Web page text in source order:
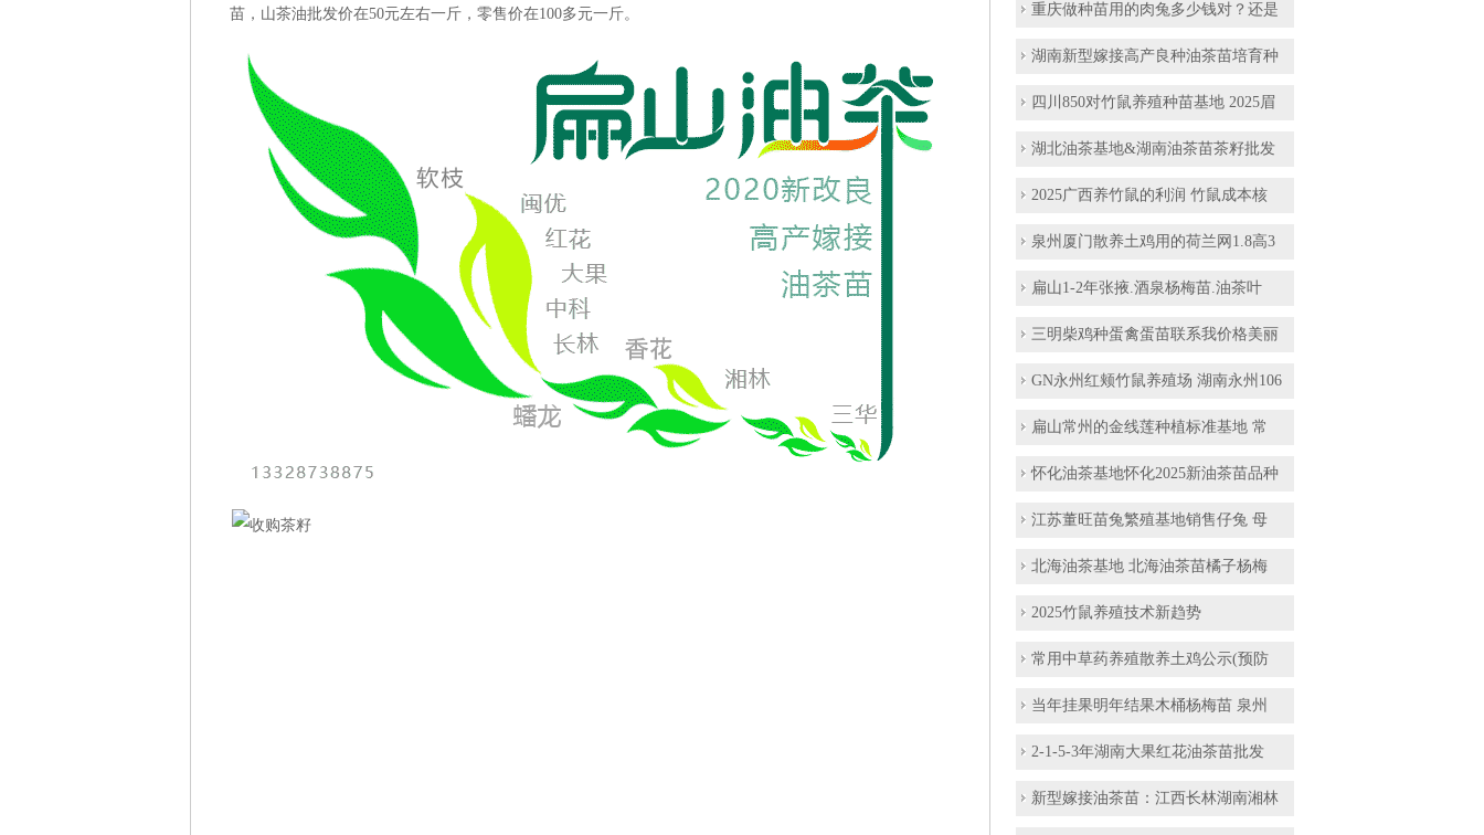
苗，山茶油批发价在50元左右一斤，零售价在100多元一斤。
重庆做种苗用的肉兔多少钱对？还是
湖南新型嫁接高产良种油茶苗培育种
四川850对竹鼠养殖种苗基地 2025眉
湖北油茶基地&湖南油茶苗茶籽批发
2025广西养竹鼠的利润 竹鼠成本核
泉州厦门散养土鸡用的荷兰网1.8高3
扁山1-2年张掖.酒泉杨梅苗.油茶叶
三明柴鸡种蛋禽蛋苗联系我价格美丽
GN永州红颊竹鼠养殖场 湖南永州106
扁山常州的金线莲种植标准基地 常
怀化油茶基地怀化2025新油茶苗品种
江苏董旺苗兔繁殖基地销售仔兔 母
北海油茶基地 北海油茶苗橘子杨梅
2025竹鼠养殖技术新趋势
常用中草药养殖散养土鸡公示(预防
当年挂果明年结果木桶杨梅苗 泉州
2-1-5-3年湖南大果红花油茶苗批发
新型嫁接油茶苗：江西长林湖南湘林